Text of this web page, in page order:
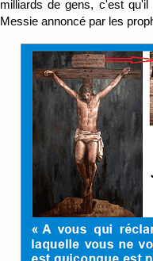
milliards de gens, c'est
Messie annoncé par les